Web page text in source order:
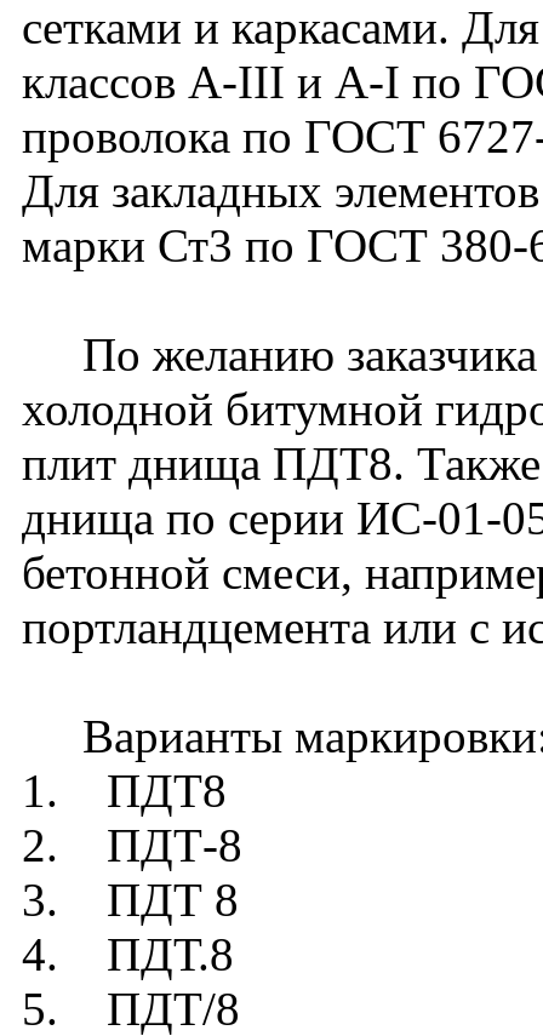
сетками и каркасами.
классов А-III и А-I по
проволока по ГОСТ
Для закладных
марки Ст3 по ГОСТ 380-
По желанию заказчика
холодной битумной
плит днища ПДТ8. Также
днища по серии ИС-01-
бетонной смеси,
портландцемента или с
Варианты
1. ПДТ8
2. ПДТ-8
3. ПДТ 8
4. ПДТ.8
5. ПДТ/8